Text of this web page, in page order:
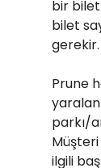
bir
bilet
gerekir.
Prune
parkı/
ilgili